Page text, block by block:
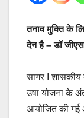
तनाव मुक्ति के
देन है – डॉ जीएस
सागर I शासकीय
उषा योजना के
आयोजित की गई